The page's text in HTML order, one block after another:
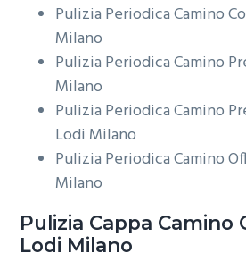
Pulizia Periodica Camino
Milano
Pulizia Periodica Camino
Milano
Pulizia Periodica Camino
Lodi Milano
Pulizia Periodica Camino
Milano
Pulizia Cappa Camino
Lodi Milano